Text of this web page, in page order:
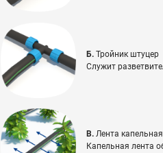
Б.Тройник штуцер
Служит
В.Лента
Капельная лента